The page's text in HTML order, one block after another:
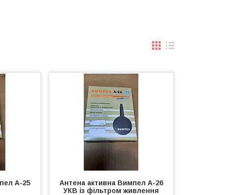
А-25
Антена активна Вимпел А-26
УКВ із фільтром живлення